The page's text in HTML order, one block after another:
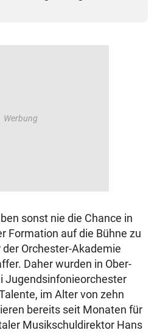
sonst nie die Chance in
Formation auf die Bühne zu
Orchester-Akademie
Daher wurden in Ober-
Jugendsinfonieorchester
im Alter von zehn
bereits seit Monaten für
Musikschuldirektor Hans